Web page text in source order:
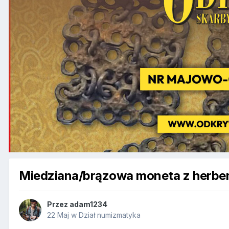
Miedziana/brązowa moneta z
Przez adam1234
22 Maj w Dział numizmatyka